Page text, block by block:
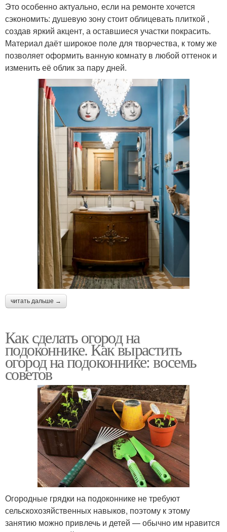
Это особенно актуально, если на ремонте хочется
сэкономить: душевую зону стоит облицевать плиткой ,
создав яркий акцент, а оставшиеся участки покрасить.
Материал даёт широкое поле для творчества, к тому же
позволяет оформить ванную комнату в любой оттенок и
изменить её облик за пару дней.
читать дальше →
Как сделать огород на
подоконнике. Как вырастить
огород на подоконнике: восемь
советов
Огородные грядки на подоконнике не требуют
сельскохозяйственных навыков, поэтому к этому
занятию можно привлечь и детей — обычно им нравится